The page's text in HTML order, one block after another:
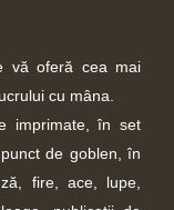
vă oferă cea mai
cu mâna.
imprimate, în set
de goblen, în
fire, ace, lupe,